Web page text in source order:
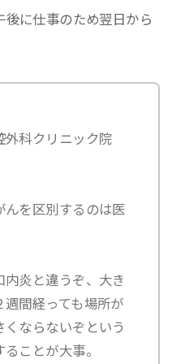
後に仕事のため翌日から
外科クリニック院
んを区別するのは医
内炎と違うぞ、大き
週間経っても場所が
ならないぞという
ことが大事。